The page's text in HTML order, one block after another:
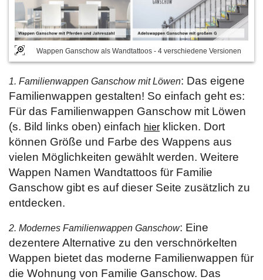
Wappen Ganschow als Wandtattoos - 4 verschiedene Versionen
1. Familienwappen Ganschow mit Löwen: Das eigene
Familienwappen gestalten! So einfach geht es:
Für das Familienwappen Ganschow mit Löwen
(s. Bild links oben) einfach hier klicken. Dort
können Größe und Farbe des Wappens aus
vielen Möglichkeiten gewählt werden. Weitere
Wappen Namen Wandtattoos für Familie
Ganschow gibt es auf dieser Seite zusätzlich zu
entdecken.
2. Modernes Familienwappen Ganschow: Eine
dezentere Alternative zu den verschnörkelten
Wappen bietet das moderne Familienwappen für
die Wohnung von Familie Ganschow. Das